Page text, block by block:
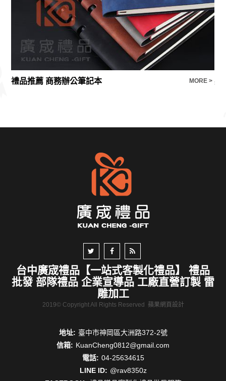
禮品推薦 商務辦公筆記本 MORE > 英
台中廣宬禮品【一站式客製化禮品】 禮品
批發 部隊禮品 企業宣導品 工廠直營訂製 雷
雕加工
2019© Copyright All Rights Reserved 蘋果網頁設計
地址: 臺中市神岡區大洲路372-2號
信箱: KuanCheng0812@gmail.com
電話: 04-25634615
LINE ID: @rav8350z